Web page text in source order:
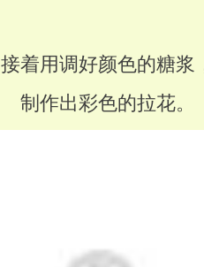
接着用调好颜色的糖浆
制作出彩色的拉花。